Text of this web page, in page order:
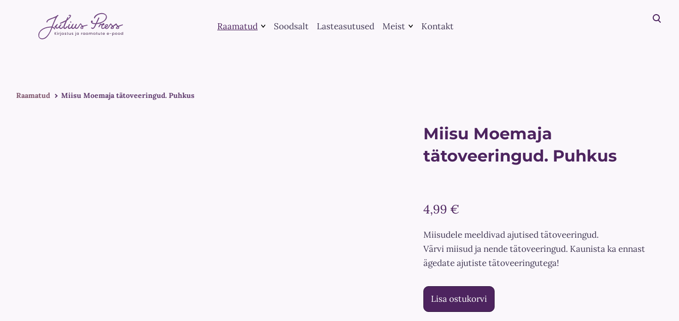
Raamatud Soodsalt Lasteasutused Meist Kontakt
Raamatud Miisu Moemaja tätoveeringud. Puhkus
Miisu Moemaja
tätoveeringud. Puhkus
4,99 €
Miisudele meeldivad ajutised tätoveeringud.
Värvi miisud ja nende tätoveeringud. Kaunista ka ennast
ägedate ajutiste tätoveeringutega!
Lisa ostukorvi